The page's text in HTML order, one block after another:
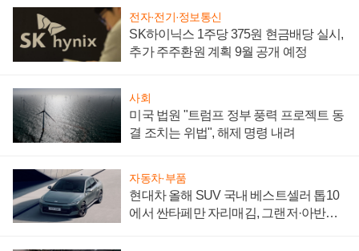
전자·전기·정보통신
SK하이닉스 1주당 375원 현금배당 실시,
추가 주주환원 계획 9월 공개 예정
사회
미국 법원 "트럼프 정부 풍력 프로젝트 동
결 조치는 위법", 해제 명령 내려
자동차·부품
현대차 올해 SUV 국내 베스트셀러 톱10
에서 싼타페만 자리매김, 그랜저·아반떼